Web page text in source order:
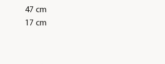
47 cm
17 cm